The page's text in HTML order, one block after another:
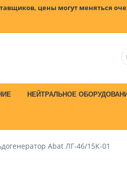
цены могут меняться
НЕЙТРАЛЬНОЕ
Abat ЛГ-46/15К-01